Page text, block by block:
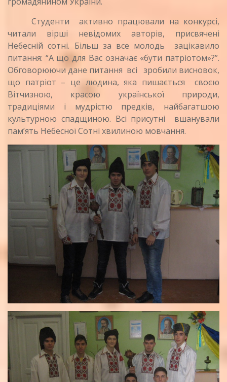
Студенти активно працювали на конкурсі,
читали вірші невідомих авторів, присвячені
Небесній сотні. Більш за все молодь зацікавило
питання: “А що для Вас означає «бути патріотом»?”.
Обговорюючи дане питання всі зробили висновок,
що патріот – це людина, яка пишається своєю
Вітчизною, красою української природи,
традиціями і мудрістю предків, найбагатшою
культурною спадщиною. Всі присутні вшанували
пам’ять Небесної Сотні хвилиною мовчання.